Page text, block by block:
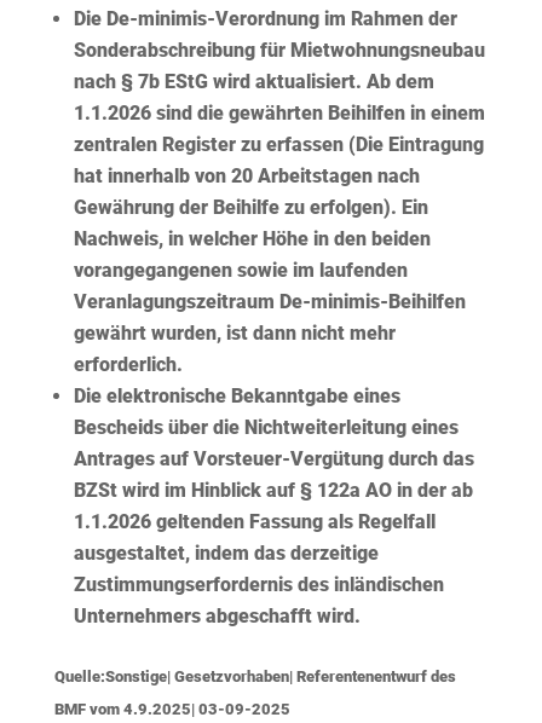
Die De-minimis-Verordnung im Rahmen der
Sonderabschreibung für Mietwohnungsneubau
nach § 7b EStG wird aktualisiert. Ab dem
1.1.2026 sind die gewährten Beihilfen in einem
zentralen Register zu erfassen (Die Eintragung
hat innerhalb von 20 Arbeitstagen nach
Gewährung der Beihilfe zu erfolgen). Ein
Nachweis, in welcher Höhe in den beiden
vorangegangenen sowie im laufenden
Veranlagungszeitraum De-minimis-Beihilfen
gewährt wurden, ist dann nicht mehr
erforderlich.
Die elektronische Bekanntgabe eines
Bescheids über die Nichtweiterleitung eines
Antrages auf Vorsteuer-Vergütung durch das
BZSt wird im Hinblick auf § 122a AO in der ab
1.1.2026 geltenden Fassung als Regelfall
ausgestaltet, indem das derzeitige
Zustimmungserfordernis des inländischen
Unternehmers abgeschafft wird.
Quelle:Sonstige| Gesetzvorhaben| Referentenentwurf des
BMF vom 4.9.2025| 03-09-2025